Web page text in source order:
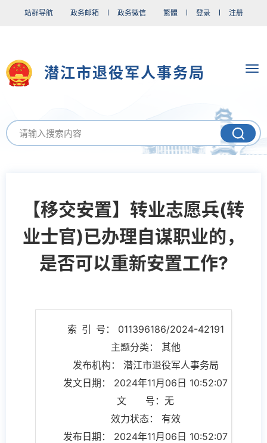
站群导航 政务邮箱 政务微信 繁體 登录 注册
潜江市退役军人事务局
【移交安置】转业志愿兵(转
业士官)已办理自谋职业的，
是否可以重新安置工作?
索 引 号： 011396186/2024-42191
主题分类： 其他
发布机构： 潜江市退役军人事务局
发文日期： 2024年11月06日 10:52:07
文 号：无
效力状态： 有效
发布日期： 2024年11月06日 10:52:07